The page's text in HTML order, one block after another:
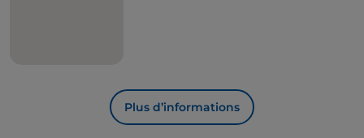
Plus d’informations